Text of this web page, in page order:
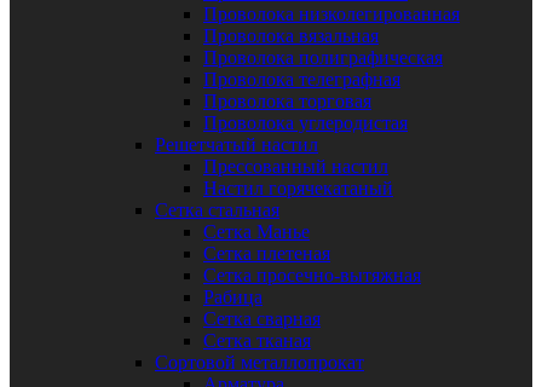
Проволока низколегированная
Проволока вязальная
Проволока полиграфическая
Проволока телеграфная
Проволока торговая
Проволока углеродистая
Решетчатый настил
Прессованный настил
Настил горячекатаный
Сетка стальная
Сетка Манье
Сетка плетеная
Сетка просечно-вытяжная
Рабица
Сетка сварная
Сетка тканая
Сортовой металлопрокат